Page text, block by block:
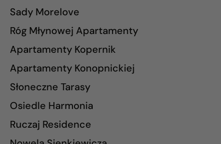
Sady Morelove
Róg Młynowej Apartamenty
Apartamenty Kopernik
Apartamenty Konopnickiej
Słoneczne Tarasy
Osiedle Harmonia
Ruczaj Residence